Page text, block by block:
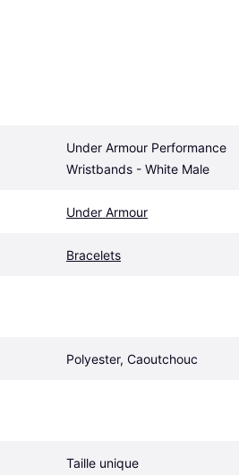
Under Armour Performance
Wristbands - White Male
Under Armour
Bracelets
Polyester, Caoutchouc
Taille unique